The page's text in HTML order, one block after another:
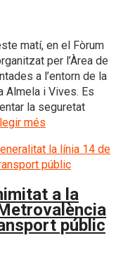
matí, en el Fòrum
per l’Àrea de
a l’entorn de la
Almela i Vives. Es
la seguretat
més
a la
públic